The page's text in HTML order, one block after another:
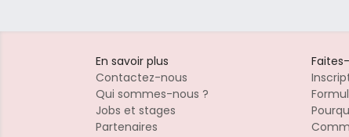
En savoir plus
Contactez-nous
Qui sommes-nous ?
Jobs et stages
Partenaires